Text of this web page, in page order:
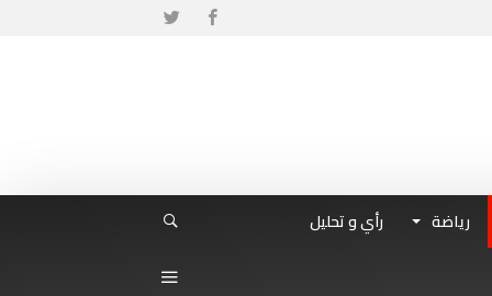
رياضة
رأي و تحليل